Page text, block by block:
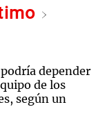
depender
de los
según un